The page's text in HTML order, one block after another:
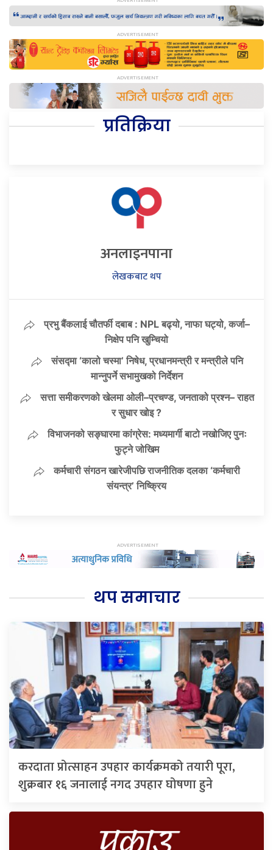
प्रतिक्रिया
अनलाइनपाना
लेखकबाट थप
प्रभु बैंकलाई चौतर्फी दबाब : NPL बढ्यो, नाफा घट्यो, कर्जा–
निक्षेप पनि खुम्चियो
संसद्मा ‘कालो चस्मा’ निषेध, प्रधानमन्त्री र मन्त्रीले पनि
मान्नुपर्ने सभामुखको निर्देशन
सत्ता समीकरणको खेलमा ओली–प्रचण्ड, जनताको प्रश्न– राहत
र सुधार खोइ ?
विभाजनको सङ्घारमा कांग्रेस: मध्यमार्गी बाटो नखोजिए पुनः
फुट्ने जोखिम
कर्मचारी संगठन खारेजीपछि राजनीतिक दलका ‘कर्मचारी
संयन्त्र’ निष्क्रिय
थप समाचार
करदाता प्रोत्साहन उपहार कार्यक्रमको तयारी पूरा,
शुक्रबार १६ जनालाई नगद उपहार घोषणा हुने